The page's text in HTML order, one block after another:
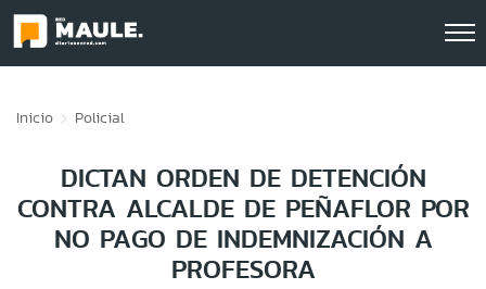
Inicio Policial
DICTAN ORDEN DE DETENCIÓN
CONTRA ALCALDE DE PEÑAFLOR POR
NO PAGO DE INDEMNIZACIÓN A
PROFESORA